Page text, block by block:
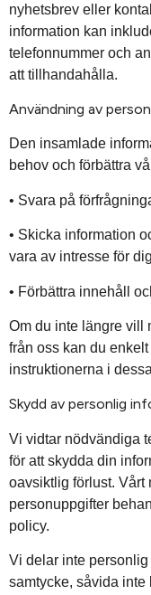
nyhetsbrev eller
information kan
telefonnummer och
att tillhandahålla.
Användning av
Den insamlade
behov och förbättra
• Svara på
• Skicka information
vara av intresse för
• Förbättra innehåll
Om du inte längre vill
från oss kan du
instruktionerna i
Skydd av personlig
Vi vidtar nödvändiga
för att skydda din
oavsiktlig förlust. Vårt
personuppgifter
policy.
Vi delar inte
samtycke, såvida inte